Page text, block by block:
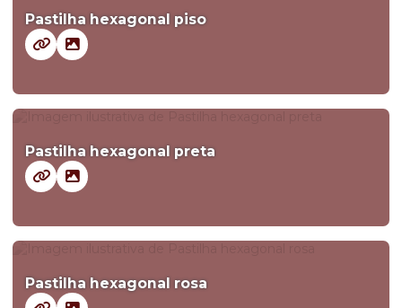
Pastilha hexagonal piso
Pastilha hexagonal preta
Pastilha hexagonal rosa